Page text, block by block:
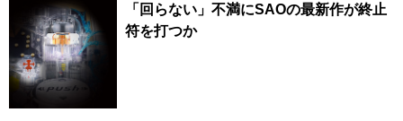
「回らない」不満にSAOの最新作が終止
符を打つか